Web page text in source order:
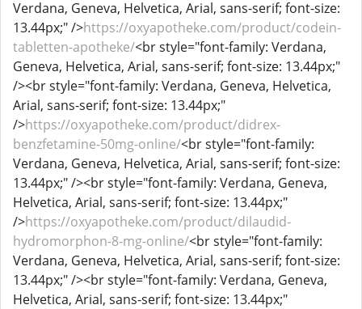
Verdana, Geneva, Helvetica, Arial, sans-serif; font-size:
13.44px;" />https://oxyapotheke.com/product/codein-
tabletten-apotheke/<br style="font-family: Verdana,
Geneva, Helvetica, Arial, sans-serif; font-size: 13.44px;"
/><br style="font-family: Verdana, Geneva, Helvetica,
Arial, sans-serif; font-size: 13.44px;"
/>https://oxyapotheke.com/product/didrex-
benzfetamine-50mg-online/<br style="font-family:
Verdana, Geneva, Helvetica, Arial, sans-serif; font-size:
13.44px;" /><br style="font-family: Verdana, Geneva,
Helvetica, Arial, sans-serif; font-size: 13.44px;"
/>https://oxyapotheke.com/product/dilaudid-
hydromorphon-8-mg-online/<br style="font-family:
Verdana, Geneva, Helvetica, Arial, sans-serif; font-size:
13.44px;" /><br style="font-family: Verdana, Geneva,
Helvetica, Arial, sans-serif; font-size: 13.44px;"